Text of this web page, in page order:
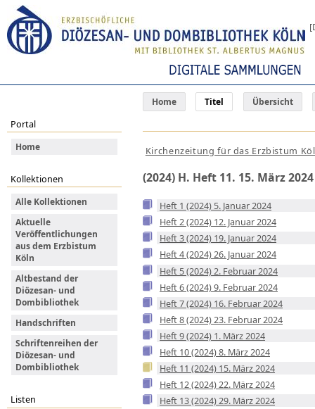
Home Titel Übersicht
Portal
Home
Kollektionen
Alle Kollektionen
Aktuelle
Veröffentlichungen
aus dem Erzbistum
Köln
Altbestand der
Diözesan- und
Dombibliothek
Handschriften
Schriftenreihen der
Diözesan- und
Dombibliothek
Listen
Kirchenzeitung für das Erzbistum
(2024) H. Heft 11. 15. März 2024
Heft 1 (2024) 5. Januar 2024
Heft 2 (2024) 12. Januar 2024
Heft 3 (2024) 19. Januar 2024
Heft 4 (2024) 26. Januar 2024
Heft 5 (2024) 2. Februar 2024
Heft 6 (2024) 9. Februar 2024
Heft 7 (2024) 16. Februar 2024
Heft 8 (2024) 23. Februar 2024
Heft 9 (2024) 1. März 2024
Heft 10 (2024) 8. März 2024
Heft 11 (2024) 15. März 2024
Heft 12 (2024) 22. März 2024
Heft 13 (2024) 29. März 2024